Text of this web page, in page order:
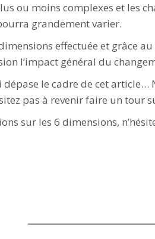
ou moins complexes et les
grandement varier.
effectuée et grâce
l’impact général du
le cadre de cet
pas à revenir faire un tour
sur les 6 dimensions,